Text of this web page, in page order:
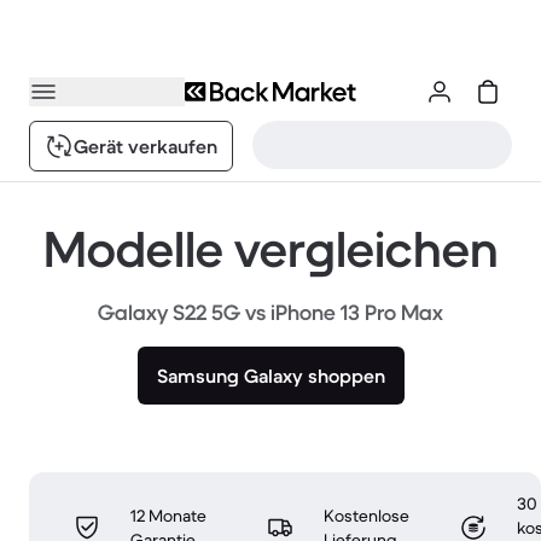
Gerät verkaufen
Modelle vergleichen
Galaxy S22 5G vs iPhone 13 Pro Max
Samsung Galaxy shoppen
12 Monate
Kostenlose
30